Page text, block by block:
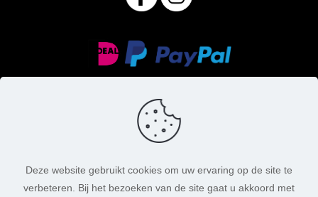
© MasoniteArt. Alle rechten voorbehouden. 2026 |
Deze website gebruikt cookies om uw ervaring op de site te
verbeteren. Bij het bezoeken van de site gaat u akkoord met